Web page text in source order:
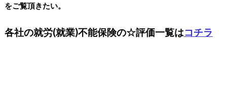
をご覧頂きたい。
各社の就労(就業)不能保険の☆評価一覧はコチラ